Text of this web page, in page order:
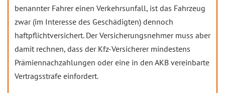
benannter Fahrer einen Verkehrsunfall, ist das Fahrzeug
zwar (im Interesse des Geschädigten) dennoch
haftpflichtversichert. Der Versicherungsnehmer muss aber
damit rechnen, dass der Kfz-Versicherer mindestens
Prämiennachzahlungen oder eine in den AKB vereinbarte
Vertragsstrafe einfordert.